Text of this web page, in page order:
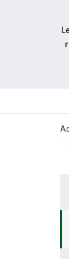
Aller au